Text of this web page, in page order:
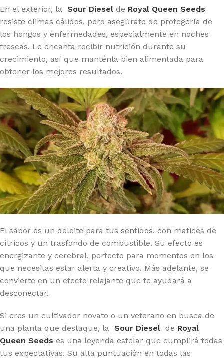
En el exterior, la Sour Diesel de Royal Queen Seeds
resiste climas cálidos, pero asegúrate de protegerla de
los hongos y enfermedades, especialmente en noches
frescas. Le encanta recibir nutrición durante su
crecimiento, así que manténla bien alimentada para
obtener los mejores resultados.
El sabor es un deleite para tus sentidos, con matices de
cítricos y un trasfondo de combustible. Su efecto es
energizante y cerebral, perfecto para momentos en los
que necesitas estar alerta y creativo. Más adelante, se
convierte en un efecto relajante que te ayudará a
desconectar.
Si eres un cultivador novato o un veterano en busca de
una planta que destaque, la Sour Diesel de Royal
Queen Seeds es una leyenda estelar que cumplirá todas
tus expectativas. Su alta puntuación en todas las